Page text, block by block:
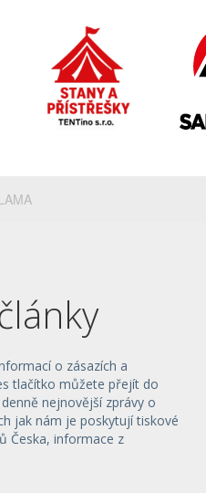
o zásazích a
tlačítko můžete přejít do
nejnovější zprávy o
jak nám je poskytují tiskové
Česka, informace z